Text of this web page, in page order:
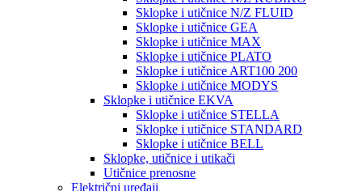
Sklopke i utičnice N/Z FLUID
Sklopke i utičnice GEA
Sklopke i utičnice MAX
Sklopke i utičnice PLATO
Sklopke i utičnice ART100 200
Sklopke i utičnice MODYS
Sklopke i utičnice EKVA
Sklopke i utičnice STELLA
Sklopke i utičnice STANDARD
Sklopke i utičnice BELL
Sklopke, utičnice i utikači
Utičnice prenosne
Električni uređaji